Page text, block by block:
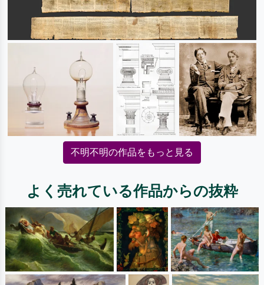
不明不明の作品をもっと見る
よく売れている作品からの抜粋